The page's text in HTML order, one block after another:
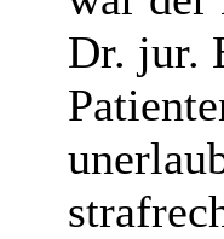
Dr. jur.